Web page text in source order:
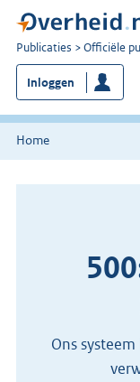
U
bent
nu
hier:
Publicaties Officiële
Inloggen
Home
Ons